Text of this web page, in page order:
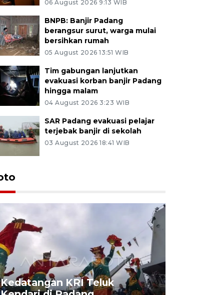
06 August 2026 9:13 WIB
BNPB: Banjir Padang
berangsur surut, warga mulai
bersihkan rumah
05 August 2026 13:51 WIB
Tim gabungan lanjutkan
evakuasi korban banjir Padang
hingga malam
04 August 2026 3:23 WIB
SAR Padang evakuasi pelajar
terjebak banjir di sekolah
03 August 2026 18:41 WIB
Kedatangan KRI Teluk